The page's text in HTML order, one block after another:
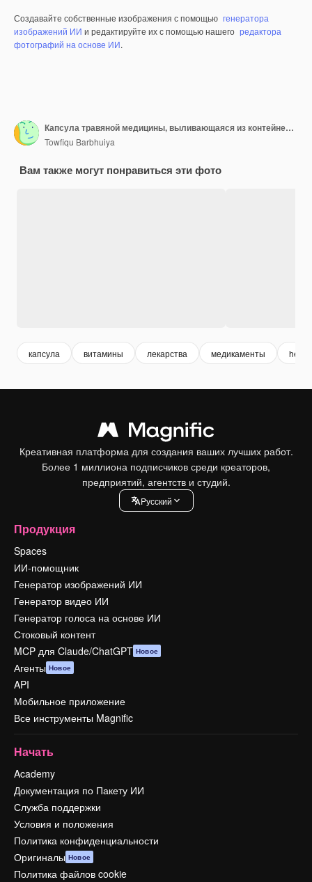
Создавайте собственные изображения с помощью генератора
изображений ИИ и редактируйте их с помощью нашего редактора
фотографий на основе ИИ.
Капсула травяной медицины, выливающаяся из контейнера на белый
Towfiqu Barbhuiya
Вам также могут понравиться эти фото
капсула витамины лекарства медикаменты health
Креативная платформа для создания ваших лучших работ.
Более 1 миллиона подписчиков среди креаторов,
предприятий, агентств и студий.
Pусский
Продукция
Spaces
ИИ-помощник
Генератор изображений ИИ
Генератор видео ИИ
Генератор голоса на основе ИИ
Стоковый контент
MCP для Claude/ChatGPT Новое
Агенты Новое
API
Мобильное приложение
Все инструменты Magnific
Начать
Academy
Документация по Пакету ИИ
Служба поддержки
Условия и положения
Политика конфиденциальности
Оригиналы Новое
Политика файлов cookie